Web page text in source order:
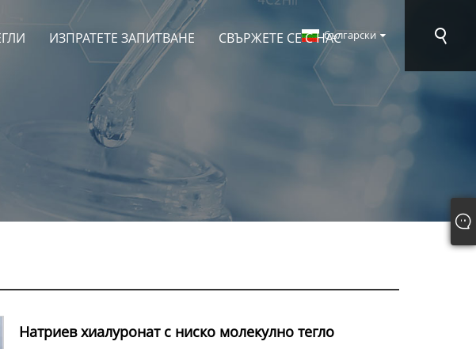
ИЗПРАТЕТЕ ЗАПИТВАНЕ СВЪРЖЕТЕ СЕ С НАСбългарски
Натриев хиалуронат с ниско молекулно тегло